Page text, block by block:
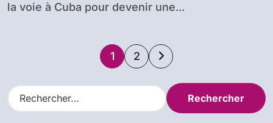
la voie à Cuba pour devenir une...
Pagination
des
publications
1 2
R
e